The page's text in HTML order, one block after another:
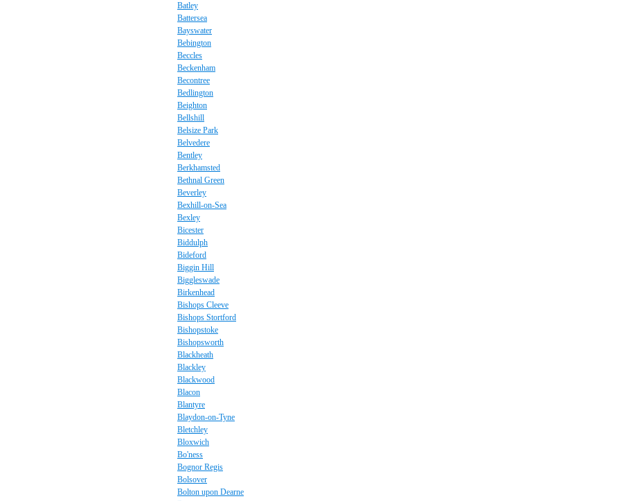
Batley
Battersea
Bayswater
Bebington
Beccles
Beckenham
Becontree
Bedlington
Beighton
Bellshill
Belsize Park
Belvedere
Bentley
Berkhamsted
Bethnal Green
Beverley
Bexhill-on-Sea
Bexley
Bicester
Biddulph
Bideford
Biggin Hill
Biggleswade
Birkenhead
Bishops Cleeve
Bishops Stortford
Bishopstoke
Bishopsworth
Blackheath
Blackley
Blackwood
Blacon
Blantyre
Blaydon-on-Tyne
Bletchley
Bloxwich
Bo'ness
Bognor Regis
Bolsover
Bolton upon Dearne